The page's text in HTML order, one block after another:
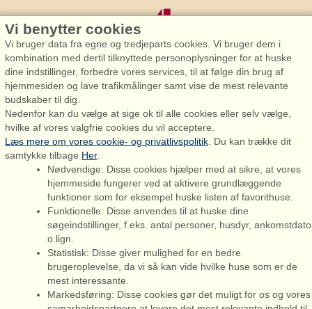
Houstrupvej 170, Lønne
6830 Nørre Nebel
+45 70 60 87 78
Admiral Strand Feriehuse ApS | CVR 27 23 39 10 |
Vi benytter cookies
Vi bruger data fra egne og tredjeparts cookies. Vi bruger dem i
kombination med dertil tilknyttede personoplysninger for at huske
dine indstillinger, forbedre vores services, til at følge din brug af
hjemmesiden og lave trafikmålinger samt vise de mest relevante
budskaber til dig.
Nedenfor kan du vælge at sige ok til alle cookies eller selv vælge,
hvilke af vores valgfrie cookies du vil acceptere.
Læs mere om vores cookie- og privatlivspolitik . Du kan trække dit
samtykke tilbage Her.
Nødvendige: Disse cookies hjælper med at sikre, at vores
hjemmeside fungerer ved at aktivere grundlæggende
funktioner som for eksempel huske listen af favorithuse.
Funktionelle: Disse anvendes til at huske dine
søgeindstillinger, f.eks. antal personer, husdyr, ankomstdato
o.lign.
Statistisk: Disse giver mulighed for en bedre
brugeroplevelse, da vi så kan vide hvilke huse som er de
mest interessante.
Markedsføring: Disse cookies gør det muligt for os og vores